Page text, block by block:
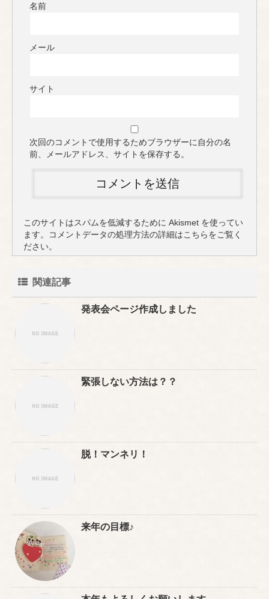
名前
メール
サイト
次回のコメントで使用するためブラウザーに自分の名
前、メールアドレス、サイトを保存する。
このサイトはスパムを低減するために Akismet を使ってい
ます。
コメントデータの処理方法の詳細はこちらをご覧く
ださい。
関連記事
発表会ページ作成しました
緊張しない方法は？？
脱！マンネリ！
来年の目標♪